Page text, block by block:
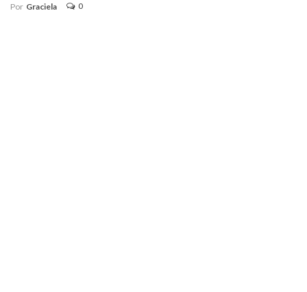
Por Graciela 0